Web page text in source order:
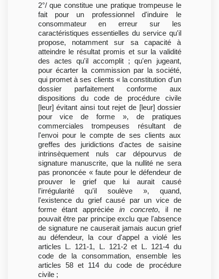
2°/ que constitue une pratique trompeuse le
fait pour un professionnel d'induire le
consommateur en erreur sur les
caractéristiques essentielles du service qu'il
propose, notamment sur sa capacité à
atteindre le résultat promis et sur la validité
des actes qu'il accomplit ; qu'en jugeant,
pour écarter la commission par la société,
qui promet à ses clients « la constitution d'un
dossier parfaitement conforme aux
dispositions du code de procédure civile
[leur] évitant ainsi tout rejet de [leur] dossier
pour vice de forme », de pratiques
commerciales trompeuses résultant de
l'envoi pour le compte de ses clients aux
greffes des juridictions d'actes de saisine
intrinsèquement nuls car dépourvus de
signature manuscrite, que la nullité ne sera
pas prononcée « faute pour le défendeur de
prouver le grief que lui aurait causé
l'irrégularité qu'il soulève », quand,
l'existence du grief causé par un vice de
forme étant appréciée in concreto, il ne
pouvait être par principe exclu que l'absence
de signature ne causerait jamais aucun grief
au défendeur, la cour d'appel a violé les
articles L. 121-1, L. 121-2 et L. 121-4 du
code de la consommation, ensemble les
articles 58 et 114 du code de procédure
civile ;